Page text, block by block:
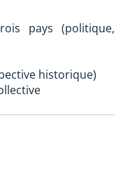
pays (politique,
historique)